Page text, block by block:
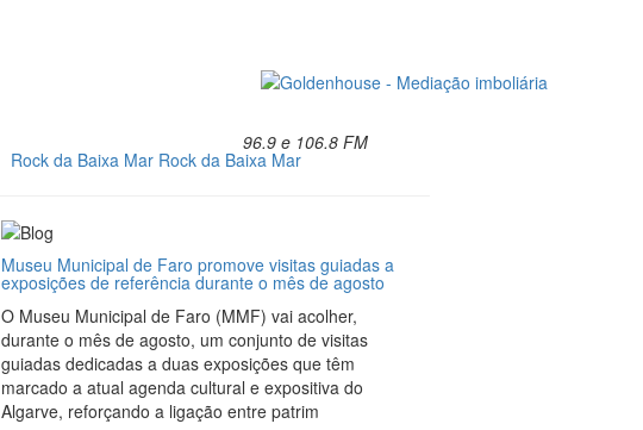
Rock da Baixa Mar Rock da Baixa Mar
Museu Municipal de Faro promove visitas guiadas a
exposições de referência durante o mês de agosto
O Museu Municipal de Faro (MMF) vai acolher,
durante o mês de agosto, um conjunto de visitas
guiadas dedicadas a duas exposições que têm
marcado a atual agenda cultural e expositiva do
Algarve, reforçando a ligação entre patrim
96.9 e 106.8 FM